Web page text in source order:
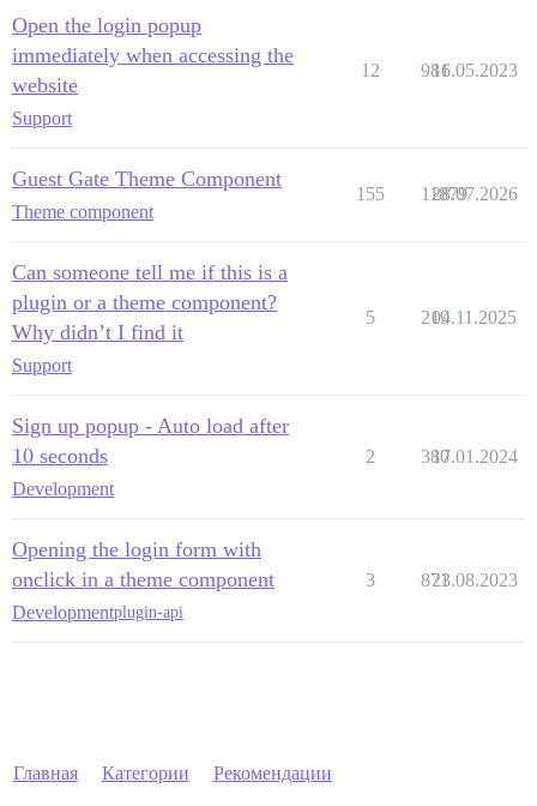
Open the login popup
immediately when accessing the
website
Support
12 981
16.05.2023
Guest Gate Theme Component
Theme component
155 11879
28.07.2026
Can someone tell me if this is a
plugin or a theme component?
Why didn’t I find it
Support
5 219
04.11.2025
Sign up popup - Auto load after
10 seconds
Development
2 380
17.01.2024
Opening the login form with
onclick in a theme component
Developmentplugin-api
3 871
23.08.2023
Главная Категории Рекомендации